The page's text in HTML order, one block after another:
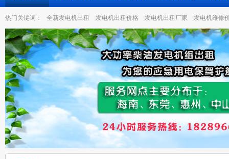
热门关键词： 全新发电机出租 发电机出租价格 发电机出租厂家 发电机维修